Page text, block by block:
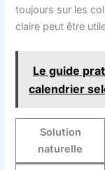
toujours sur les
claire peut être
Le guide
calendrier
Solution
naturelle